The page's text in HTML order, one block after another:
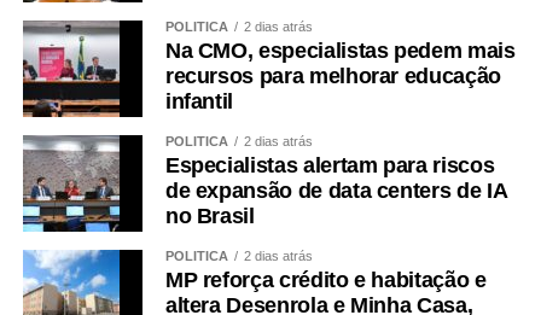
POLÍTICA 2 dias atrás
Na CMO, especialistas pedem mais
recursos para melhorar educação
infantil
POLÍTICA 2 dias atrás
Especialistas alertam para riscos
de expansão de data centers de IA
no Brasil
POLÍTICA 2 dias atrás
MP reforça crédito e habitação e
altera Desenrola e Minha Casa,